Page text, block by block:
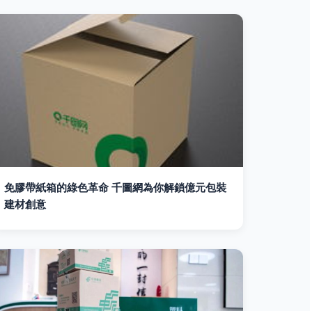
免膠帶紙箱的綠色革命 千圖網為你解鎖億元包裝
建材創意